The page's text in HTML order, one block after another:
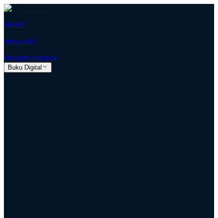
HKBP
hkbp.or.id
BerandaAlmanak
Buku Digital